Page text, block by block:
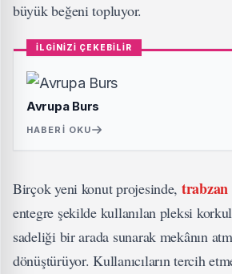
büyük beğeni topluyor.
İLGİNİZİ ÇEKEBİLİR
Avrupa Burs
HABERI OKU
Birçok yeni konut projesinde, trabzan
entegre şekilde kullanılan pleksi
sadeliği bir arada sunarak mekânın
dönüştürüyor. Kullanıcıların tercih